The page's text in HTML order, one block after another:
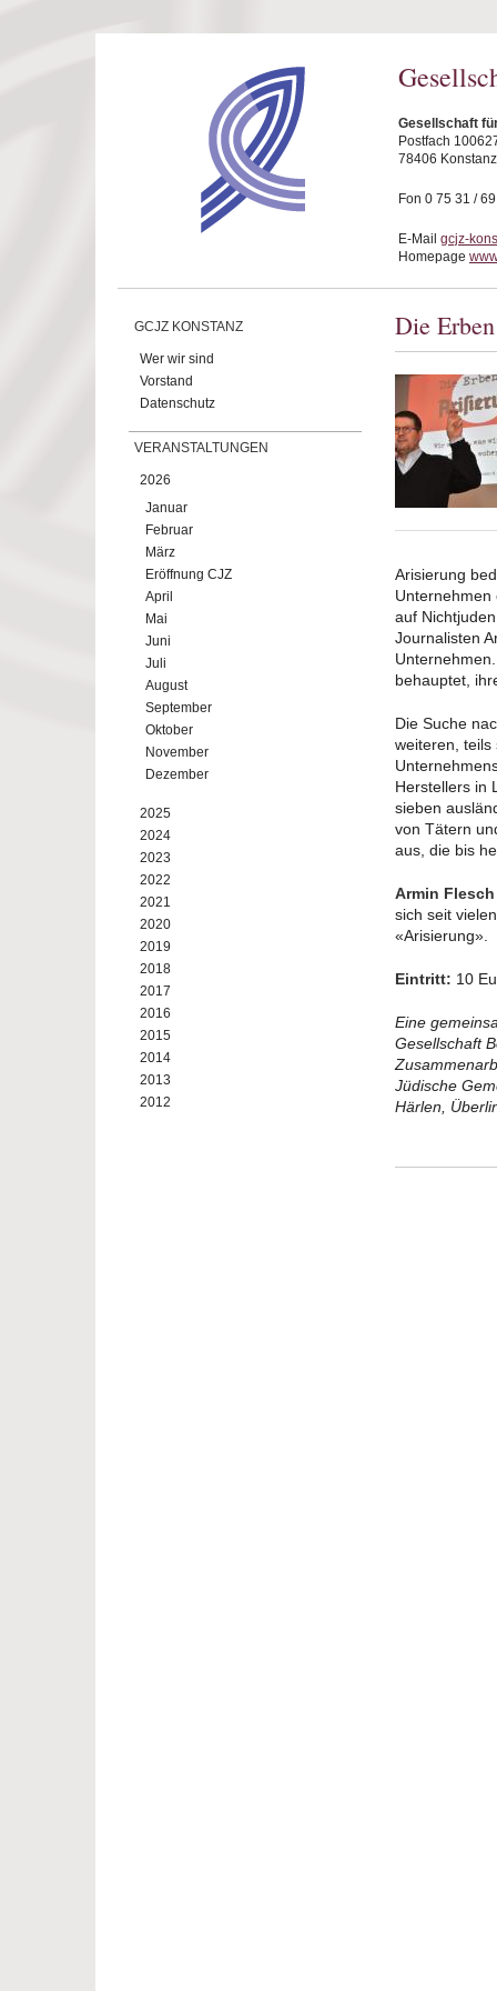
Gesellschaft
Postfach
78406 Konstanz
Fon 0 75 31 /
E-Mail gcjz-
Homepage
GCJZ KONSTANZ
Wer wir sind
Vorstand
Datenschutz
VERANSTALTUNGEN
2026
Januar
Februar
März
Eröffnung CJZ
April
Mai
Juni
Juli
August
September
Oktober
November
Dezember
2025
2024
2023
2022
2021
2020
2019
2018
2017
2016
2015
2014
2013
2012
Die
Arisierung
Unternehmen
auf
Journalisten
behauptet,
Die Suche
weiteren, teils
Herstellers in
sieben
von Tätern
aus, die bis
Armin
sich seit
«Arisierung».
Eintritt: 10
Eine
Gesellschaft
Jüdische
Härlen,